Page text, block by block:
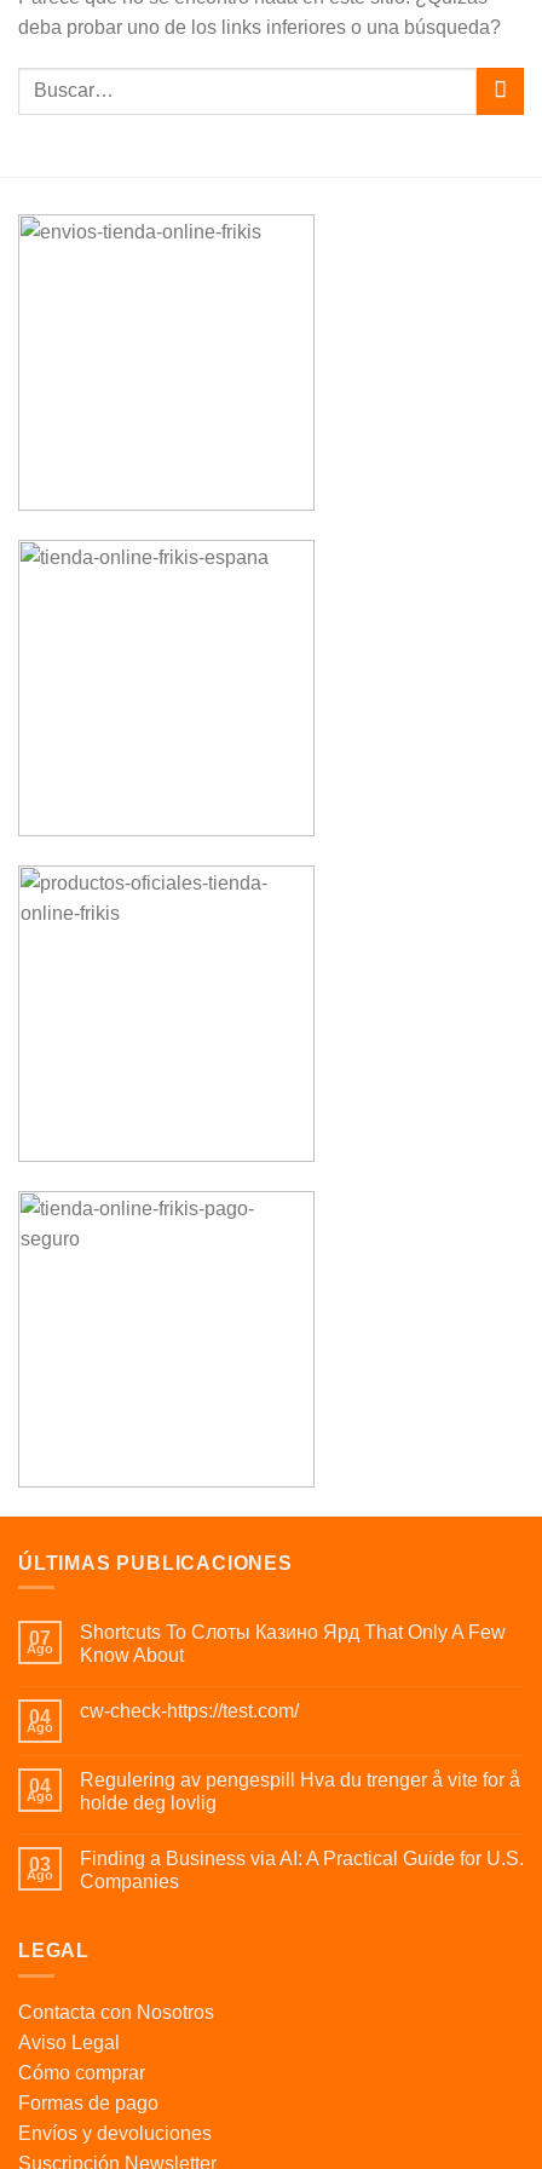
deba probar uno de los links inferiores o una búsqueda?
ÚLTIMAS PUBLICACIONES
07
Ago
Shortcuts To Слоты Казино Ярд That Only A Few
Know About
04
Ago
cw-check-https://test.com/
04
Ago
Regulering av pengespill Hva du trenger å vite for å
holde deg lovlig
03
Ago
Finding a Business via AI: A Practical Guide for U.S.
Companies
LEGAL
Contacta con Nosotros
Aviso Legal
Cómo comprar
Formas de pago
Envíos y devoluciones
Suscripción Newsletter